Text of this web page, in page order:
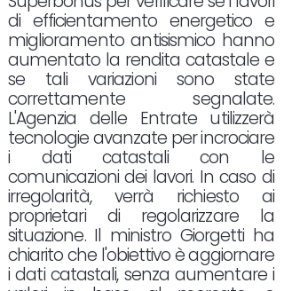
di efficientamento energetico e
miglioramento antisismico hanno
aumentato la rendita catastale e
se tali variazioni sono state
correttamente segnalate.
L'Agenzia delle Entrate utilizzerà
tecnologie avanzate per incrociare
i dati catastali con le
comunicazioni dei lavori. In caso di
irregolarità, verrà richiesto ai
proprietari di regolarizzare la
situazione. Il ministro Giorgetti ha
chiarito che l'obiettivo è aggiornare
i dati catastali, senza aumentare i